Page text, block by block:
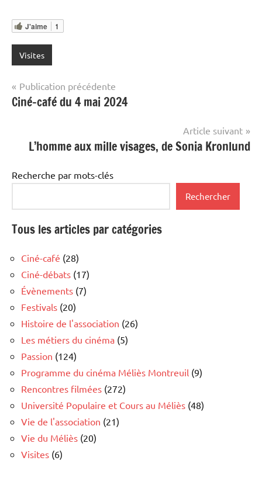
J'aime 1
Visites
Navigation
de
Publication précédente
Ciné-café du 4 mai 2024
Article suivant
L’homme aux mille visages, de Sonia Kronlund
Recherche par mots-clés
Rechercher
Tous les articles par catégories
Ciné-café (28)
Ciné-débats (17)
Évènements (7)
Festivals (20)
Histoire de l'association (26)
Les métiers du cinéma (5)
Passion (124)
Programme du cinéma Méliès Montreuil (9)
Rencontres filmées (272)
Université Populaire et Cours au Méliès (48)
Vie de l'association (21)
Vie du Méliès (20)
Visites (6)